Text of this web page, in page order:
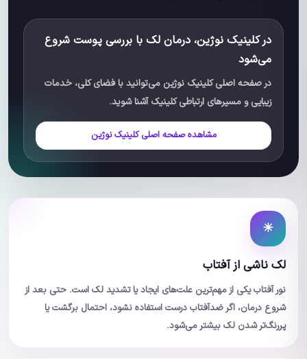
در کلینیک نوژین، درمان لک با بررسی پوست شروع
می‌شود
در صفحه اصلی کلینیک نوژین می‌توانید با فضای کلی، خدمات
زیبایی و مسیرهای ارتباطی کلینیک آشنا شوید.
مشاهده صفحه اصلی کلینیک نوژین
☀
لک ناشی از آفتاب
نور آفتاب یکی از مهم‌ترین علت‌های ایجاد یا تشدید لک است. حتی بعد از
شروع درمان، اگر ضدآفتاب درست استفاده نشود، احتمال برگشت یا
پررنگ‌تر شدن لک بیشتر می‌شود.